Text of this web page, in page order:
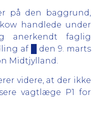
på den baggrund,
handlede under
anerkendt faglig
af █ den 9. marts
Midtjylland.
videre, at der ikke
vagtlæge P1 for